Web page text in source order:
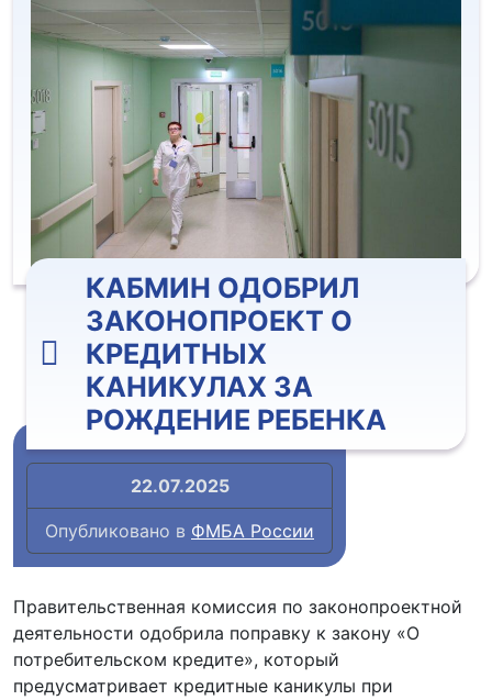
КАБМИН ОДОБРИЛ
ЗАКОНОПРОЕКТ О
КРЕДИТНЫХ
КАНИКУЛАХ ЗА
РОЖДЕНИЕ РЕБЕНКА
22.07.2025
Опубликовано в ФМБА России
Правительственная комиссия по законопроектной
деятельности одобрила поправку к закону «О
потребительском кредите», который
предусматривает кредитные каникулы при